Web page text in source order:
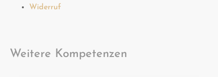
Widerruf
Weitere Kompetenzen